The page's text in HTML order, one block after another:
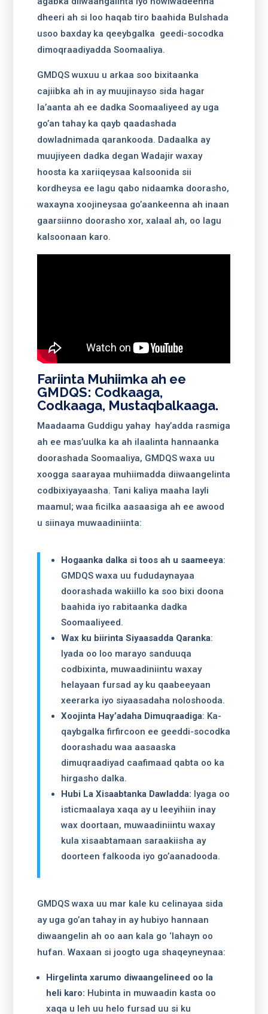
dheeri ah si loo haqab tiro baahida Bulshada
usoo baxday ka qeeybgalka geedi-socodka
dimoqraadiyadda Soomaaliya.
GMDQS wuxuu u arkaa soo bixitaanka
cajiibka ah in ay muujinayso sida hagar
la’aanta ah ee dadka Soomaaliyeed ay uga
go’an tahay ka qayb qaadashada
dowladnimada qarankooda. Dadaalka ay
muujiyeen dadka degan Wadajir waxay
hoosta ka xariiqeysaa kalsoonida sii
kordheysa ee lagu qabo nidaamka doorasho,
waxayna xoojineysaa go’aankeenna ah inaan
gaarsiinno doorasho xor, xalaal ah, oo lagu
kalsoonaan karo.
Fariinta Muhiimka ah ee
GMDQS: Codkaaga,
Codkaaga, Mustaqbalkaaga.
Maadaama Guddigu yahay hay’adda rasmiga
ah ee mas’uulka ka ah ilaalinta hannaanka
doorashada Soomaaliya, GMDQS waxa uu
xoogga saarayaa muhiimadda diiwaangelinta
codbixiyayaasha. Tani kaliya maaha layli
maamul; waa ficilka aasaasiga ah ee awood
u siinaya muwaadiniinta:
Hogaanka dalka si toos ah u saameeya:
GMDQS waxa uu fududaynayaa
doorashada wakiillo ka soo bixi doona
baahida iyo rabitaanka dadka
Soomaaliyeed.
Wax ku biirinta Siyaasadda Qaranka:
Iyada oo loo marayo sanduuqa
codbixinta, muwaadiniintu waxay
helayaan fursad ay ku qaabeeyaan
xeerarka iyo siyaasadaha noloshooda.
Xoojinta Hay’adaha Dimuqraadiga: Ka-
qaybgalka firfircoon ee geeddi-socodka
doorashadu waa aasaaska
dimuqraadiyad caafimaad qabta oo ka
hirgasho dalka.
Hubi La Xisaabtanka Dawladda: Iyaga oo
isticmaalaya xaqa ay u leeyihiin inay
wax doortaan, muwaadiniintu waxay
kula xisaabtamaan saraakiisha ay
doorteen falkooda iyo go’aanadooda.
GMDQS waxa uu mar kale ku celinayaa sida
ay uga go’an tahay in ay hubiyo hannaan
diwaangelin ah oo aan kala go ‘lahayn oo
hufan. Waxaan si joogto uga shaqeyneynaa:
Hirgelinta xarumo diwaangelineed oo la
heli karo: Hubinta in muwaadin kasta oo
xaqa u leh uu helo fursad uu si ku